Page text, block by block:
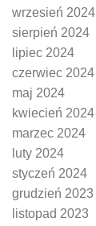
wrzesień 2024
sierpień 2024
lipiec 2024
czerwiec 2024
maj 2024
kwiecień 2024
marzec 2024
luty 2024
styczeń 2024
grudzień 2023
listopad 2023